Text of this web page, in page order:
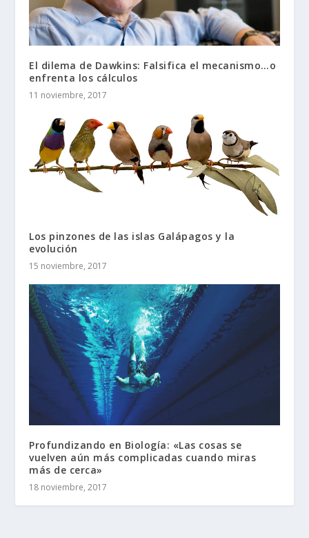
El dilema de Dawkins: Falsifica el mecanismo…o
enfrenta los cálculos
11 noviembre, 2017
Los pinzones de las islas Galápagos y la
evolución
15 noviembre, 2017
Profundizando en Biología: «Las cosas se
vuelven aún más complicadas cuando miras
más de cerca»
18 noviembre, 2017